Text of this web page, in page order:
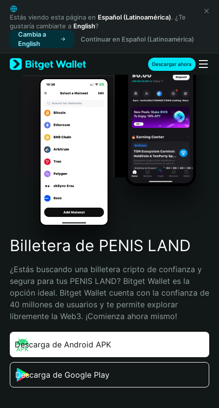
English
日本語
Tiếng Việt
Русский
Español (Latinoamérica)
Türkçe
Italiano
Português (Portugal)
Bahasa Indonesia
Português (Brasil)
Español (Argentina)
Estás viendo esta página en Español (Latinoamérica). ¿Te
gustaría cambiarte a English?
Cambia a
English
Continuar en Español (Latinoamérica)
Descargar ahora
Billetera de PENIS LAND
¿Estás buscando una billetera cripto de confianza y
segura para tus PENIS LAND? Bitget Wallet es la
opción ideal. Bitget Wallet cuenta con la confianza de
40 millones de usuarios y te permite explorar
libremente la Web3. ¡Comienza ahora mismo!
Descarga de Android APK
Descarga de Google Play